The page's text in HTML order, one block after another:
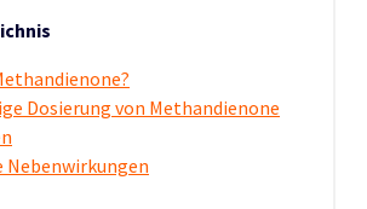
Dosierung von Methandienone
Nebenwirkungen